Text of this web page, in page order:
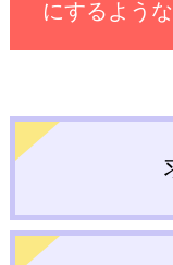
にするよう